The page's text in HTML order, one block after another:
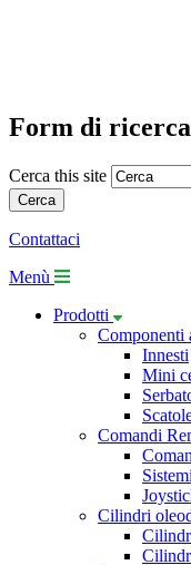
Form di ricerca
Cerca this site
Contattaci
Menù
Prodotti
Componenti
Innesti
Mini
Comandi
Cilindri